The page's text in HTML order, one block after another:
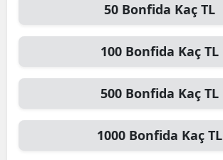
50 Bonfida Kaç TL
100 Bonfida Kaç TL
500 Bonfida Kaç TL
1000 Bonfida Kaç TL